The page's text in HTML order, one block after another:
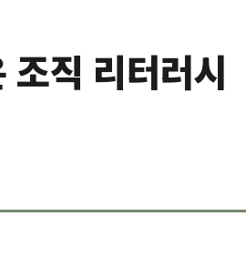
직 리터러시